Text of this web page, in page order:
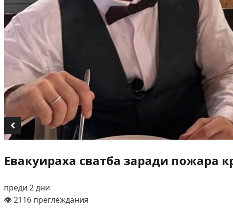
Евакуираха сватба заради пожара
преди 2 дни
👁️ 2116 преглеждания